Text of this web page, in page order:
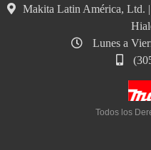
Makita Latin América, Ltd.
Lunes a
Todos los